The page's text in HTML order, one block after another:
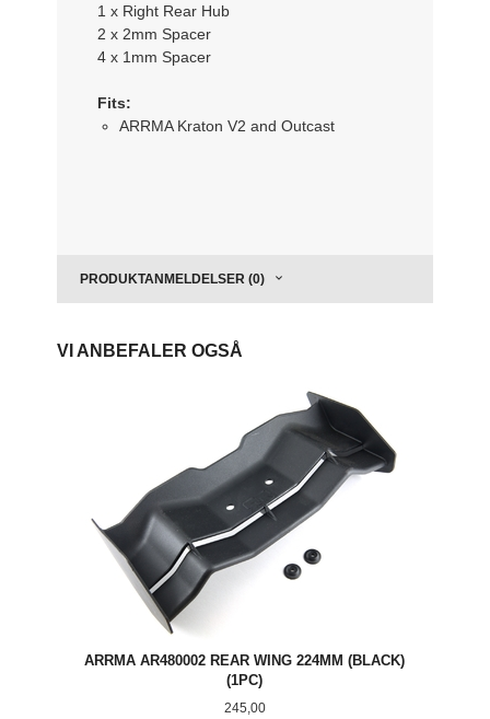
1 x Right Rear Hub
2 x 2mm Spacer
4 x 1mm Spacer
Fits:
ARRMA Kraton V2 and Outcast
PRODUKTANMELDELSER (0)
VI ANBEFALER OGSÅ
ARRMA AR480002 REAR WING 224MM (BLACK)
(1PC)
Pris
245,00